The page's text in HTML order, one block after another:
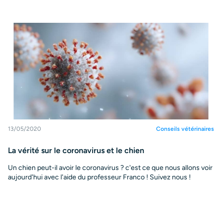
13/05/2020 Conseils vétérinaires
La vérité sur le coronavirus et le chien
Un chien peut-il avoir le coronavirus ? c'est ce que nous allons voir
aujourd'hui avec l'aide du professeur Franco ! Suivez nous !